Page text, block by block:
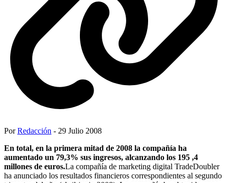
PorRedacción - 29 Julio 2008
En total, en la primera mitad de 2008 la compañía ha
aumentado un 79,3% sus ingresos, alcanzando los 195 ,4
millones de euros.La compañía de marketing digital TradeDoubler
ha anunciado los resultados financieros correspondientes al segundo